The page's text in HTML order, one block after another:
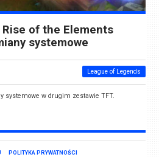
of the Elements
systemowe
League of Legends
systemowe w drugim zestawie TFT.
POLITYKA PRYWATNOŚCI